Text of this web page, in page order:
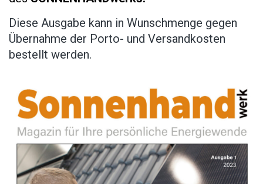
Diese Ausgabe kann in Wunschmenge gegen
Übernahme der Porto- und Versandkosten
bestellt werden.